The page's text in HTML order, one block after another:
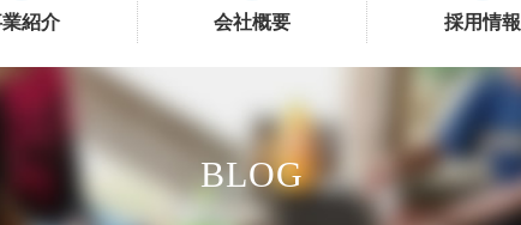
紹介 会社概要 採用情報
BLOG